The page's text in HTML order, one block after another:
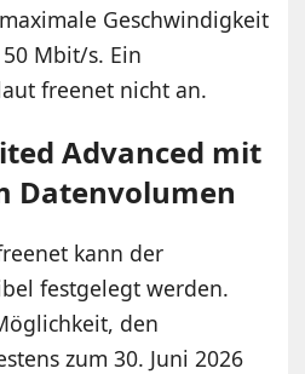
Geschwindigkeit
Mbit/s. Ein
freenet nicht an.
Advanced mit
Datenvolumen
kann der
festgelegt werden.
den
zum 30. Juni 2026